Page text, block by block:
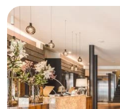
Natur
Het
Zwin
-
Knokke-
Heist
-
Zeebrugge
-
Blankenberge
-